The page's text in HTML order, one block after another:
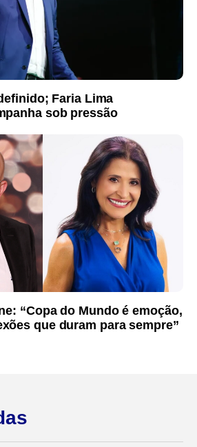
Faria Lima
sob pressão
“Copa do Mundo é emoção,
que duram para sempre”